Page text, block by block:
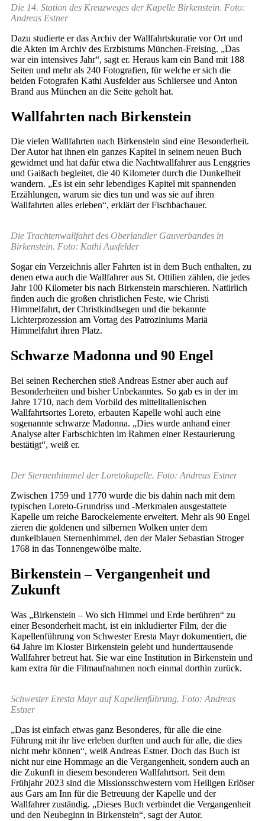
Die 14. Station des Kreuzweges der Kapelle Birkenstein. Foto:
Andreas Estner
Dazu studierte er das Archiv der Wallfahrtskuratie vor Ort und
die Akten im Archiv des Erzbistums München-Freising. „Das
war ein intensives Jahr“, sagt er. Heraus kam ein Band mit 188
Seiten und mehr als 240 Fotografien, für welche er sich die
beiden Fotografen Kathi Ausfelder aus Schliersee und Anton
Brand aus München an die Seite geholt hat.
Wallfahrten nach Birkenstein
Die vielen Wallfahrten nach Birkenstein sind eine Besonderheit.
Der Autor hat ihnen ein ganzes Kapitel in seinem neuen Buch
gewidmet und hat dafür etwa die Nachtwallfahrer aus Lenggries
und Gaißach begleitet, die 40 Kilometer durch die Dunkelheit
wandern. „Es ist ein sehr lebendiges Kapitel mit spannenden
Erzählungen, warum sie dies tun und was sie auf ihren
Wallfahrten alles erleben“, erklärt der Fischbachauer.
Die Trachtenwallfahrt des Oberlandler Gauverbandes in
Birkenstein. Foto: Kathi Ausfelder
Sogar ein Verzeichnis aller Fahrten ist in dem Buch enthalten, zu
denen etwa auch die Wallfahrer aus St. Ottilien zählen, die jedes
Jahr 100 Kilometer bis nach Birkenstein marschieren. Natürlich
finden auch die großen christlichen Feste, wie Christi
Himmelfahrt, der Christkindlsegen und die bekannte
Lichterprozession am Vortag des Patroziniums Mariä
Himmelfahrt ihren Platz.
Schwarze Madonna und 90 Engel
Bei seinen Recherchen stieß Andreas Estner aber auch auf
Besonderheiten und bisher Unbekanntes. So gab es in der im
Jahre 1710, nach dem Vorbild des mittelitalienischen
Wallfahrtsortes Loreto, erbauten Kapelle wohl auch eine
sogenannte schwarze Madonna. „Dies wurde anhand einer
Analyse alter Farbschichten im Rahmen einer Restaurierung
bestätigt“, weiß er.
Der Sternenhimmel der Loretokapelle. Foto: Andreas Estner
Zwischen 1759 und 1770 wurde die bis dahin nach mit dem
typischen Loreto-Grundriss und -Merkmalen ausgestattete
Kapelle um reiche Barockelemente erweitert. Mehr als 90 Engel
zieren die goldenen und silbernen Wolken unter dem
dunkelblauen Sternenhimmel, den der Maler Sebastian Stroger
1768 in das Tonnengewölbe malte.
Birkenstein – Vergangenheit und
Zukunft
Was „Birkenstein – Wo sich Himmel und Erde berühren“ zu
einer Besonderheit macht, ist ein inkludierter Film, der die
Kapellenführung von Schwester Eresta Mayr dokumentiert, die
64 Jahre im Kloster Birkenstein gelebt und hunderttausende
Wallfahrer betreut hat. Sie war eine Institution in Birkenstein und
kam extra für die Filmaufnahmen noch einmal dorthin zurück.
Schwester Eresta Mayr auf Kapellenführung. Foto: Andreas
Estner
„Das ist einfach etwas ganz Besonderes, für alle die eine
Führung mit ihr live erleben durften und auch für alle, die dies
nicht mehr können“, weiß Andreas Estner. Doch das Buch ist
nicht nur eine Hommage an die Vergangenheit, sondern auch an
die Zukunft in diesem besonderen Wallfahrtsort. Seit dem
Frühjahr 2023 sind die Missionsschwestern vom Heiligen Erlöser
aus Gars am Inn für die Betreuung der Kapelle und der
Wallfahrer zuständig. „Dieses Buch verbindet die Vergangenheit
und den Neubeginn in Birkenstein“, sagt der Autor.